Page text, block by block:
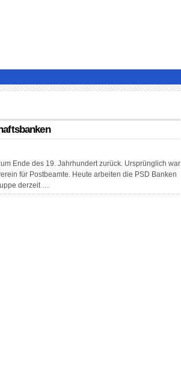
Ende des 19. Jahrhundert zurück. Ursprünglich war
für Postbeamte. Heute arbeiten die PSD Banken
derzeit …